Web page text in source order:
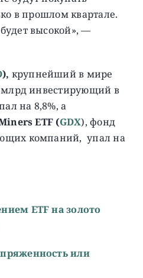
в прошлом квартале.
высокой», —
), крупнейший в мире
млрд инвестирующий в
на 8,8%, а
ETF (GDX), фонд
компаний, упал на
ETF на золото
или